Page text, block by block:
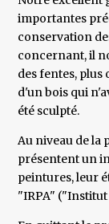
importantes
conservation
concernant, il
des fentes,
d'un bois qui
été sculpté.
Au niveau de la
présentent un
peintures, leur
"IRPA"